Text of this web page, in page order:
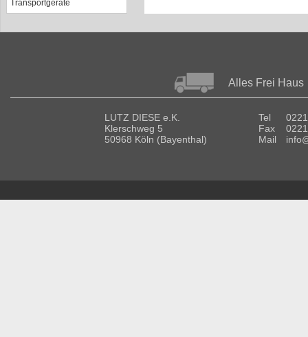
Transportgeräte
Alles Frei Haus
LUTZ DIESE e.K.
Klerschweg 5
50968 Köln (Bayenthal)
Tel
Fax
Mail